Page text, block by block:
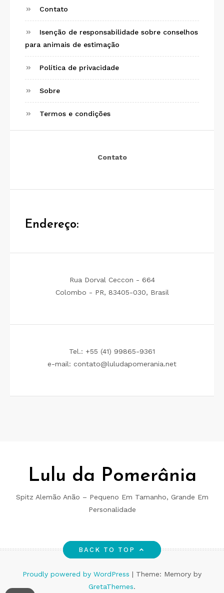
Contato
Isenção de responsabilidade sobre conselhos
para animais de estimação
Política de privacidade
Sobre
Termos e condições
Contato
Endereço:
Rua Dorval Ceccon - 664
Colombo - PR, 83405-030, Brasil
Tel.: +55 (41) 99865-9361
e-mail: contato@luludapomerania.net
Lulu da Pomerânia
Spitz Alemão Anão – Pequeno Em Tamanho, Grande Em
Personalidade
BACK TO TOP
Proudly powered by WordPress | Theme: Memory by
GretaThemes.